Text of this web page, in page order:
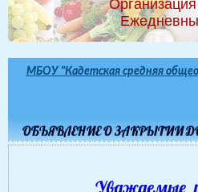
МБОУ "Кадетская средняя
ОБЪЯВЛЕНИЕ О ЗАКРЫТИИ
Уважаемые